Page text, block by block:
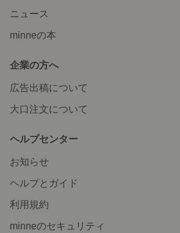
ニュース
minneの本
企業の方へ
広告出稿について
大口注文について
ヘルプセンター
お知らせ
ヘルプとガイド
利用規約
minneのセキュリティ